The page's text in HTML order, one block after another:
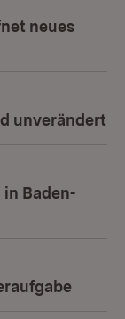
neues
unverändert
Baden-